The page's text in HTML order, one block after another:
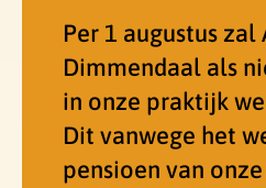
Per 1 augustus zal
Dimmendaal als
in onze praktijk
Dit vanwege het
pensioen van